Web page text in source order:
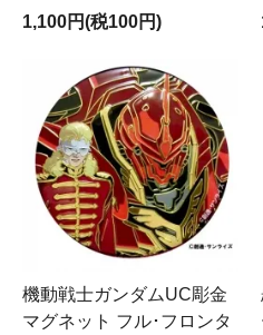
1,100円(税100円)
機動戦士ガンダムUC彫金
マグネット フル･フロンタ